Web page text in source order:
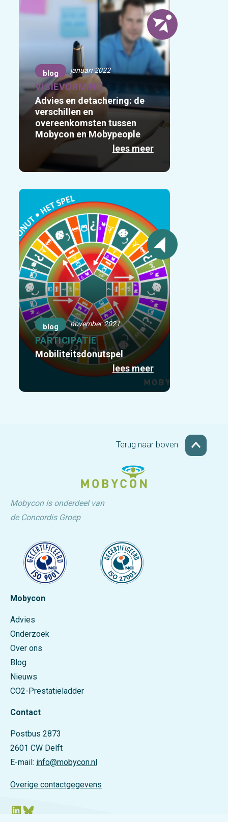
blog januari 2022
VISIEVORMING
Advies en detachering: de
verschillen en
overeenkomsten tussen
Mobycon en Mobypeople
lees meer
blog november 2021
PARTICIPATIE
Mobiliteitsdonutspel
lees meer
Terug naar boven
Mobycon is onderdeel van
de Concordis Groep
Mobycon
Advies
Onderzoek
Over ons
Blog
Nieuws
CO2-Prestatieladder
Contact
Postbus 2873
2601 CW Delft
E-mail: info@mobycon.nl
Overige contactgegevens
LinkedIn Bluesky